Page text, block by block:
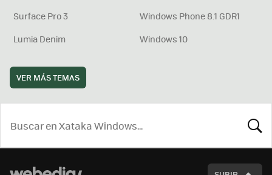
Surface Pro 3
Windows Phone 8.1 GDR1
Lumia Denim
Windows 10
VER MÁS TEMAS